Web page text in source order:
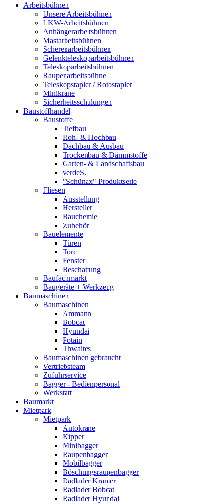
Arbeitsbühnen
Unsere Arbeitsbühnen
LKW-Arbeitsbühnen
Anhängerarbeitsbühnen
Mastarbeitsbühnen
Scherenarbeitsbühnen
Gelenkteleskoparbeitsbühnen
Teleskoparbeitsbühnen
Raupenarbeitsbühne
Teleskopstapler / Rotostapler
Minikrane
Sicherheitsschulungen
Baustoffhandel
Baustoffe
Tiefbau
Roh- & Hochbau
Dachbau & Ausbau
Trockenbau & Dämmstoffe
Garten- & Landschaftsbau
verdeS.
"Schünax" Produktserie
Fliesen
Ausstellung
Hersteller
Bauchemie
Zubehör
Bauelemente
Türen
Tore
Fenster
Beschattung
Baufachmarkt
Baugeräte + Werkzeug
Baumaschinen
Baumaschinen
Ammann
Bobcat
Hyundai
Potain
Thwaites
Baumaschinen gebraucht
Vertriebsteam
Zufuhrservice
Bagger - Bedienpersonal
Werkstatt
Baumarkt
Mietpark
Mietpark
Autokrane
Kipper
Minibagger
Raupenbagger
Mobilbagger
Böschungsraupenbagger
Radlader Kramer
Radlader Bobcat
Radlader Hyundai